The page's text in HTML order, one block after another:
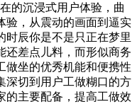
的沉浸式用户体验，曲
验，从震动的画面到逼实
时辰你是不是只正在梦里
还差点儿料，而形似商务
做坐的优秀机能和便携性
切到用户工做糊口的方
的主要配备，提高工做效